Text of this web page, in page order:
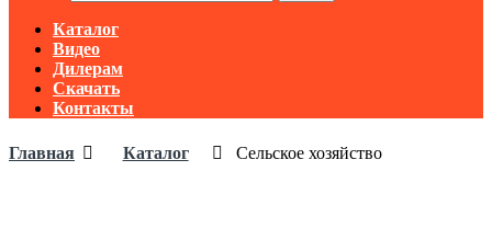
Каталог
Видео
Дилерам
Скачать
Контакты
Главная Каталог Сельское хозяйство